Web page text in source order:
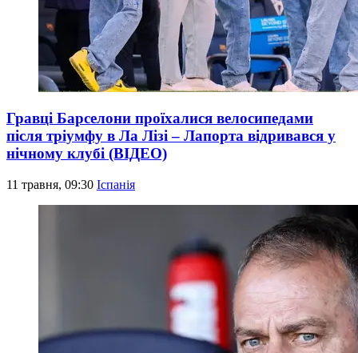
Гравці Барселони проїхалися велосипедами
після тріумфу в Ла Лізі – Лапорта відривався у
нічному клубі (ВІДЕО)
11 травня, 09:30 Іспанія